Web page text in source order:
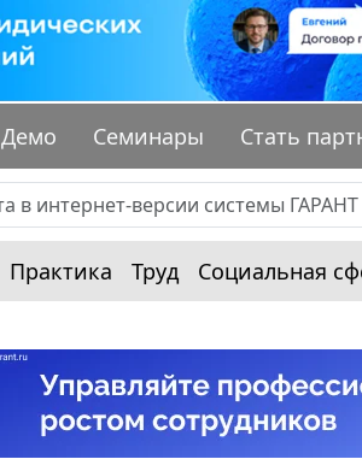
Демо Семинары Стать
Практика Труд Социальная